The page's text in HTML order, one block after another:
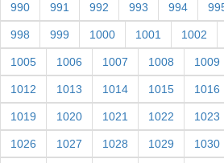
990 991 992 993 994
998 999 1000 1001 1002
1005 1006 1007 1008 1009
1012 1013 1014 1015 1016
1019 1020 1021 1022 1023
1026 1027 1028 1029 1030